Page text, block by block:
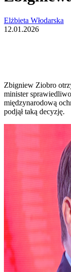
Elżbieta Włodarska
12.01.2026
Zbigniew Ziobro
minister
międzynarodową
podjął taką decyzję.